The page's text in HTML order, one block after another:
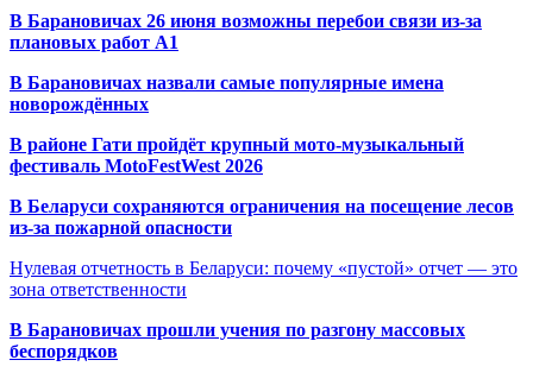
В Барановичах 26 июня возможны перебои связи из-за
плановых работ A1
В Барановичах назвали самые популярные имена
новорождённых
В районе Гати пройдёт крупный мото-музыкальный
фестиваль MotoFestWest 2026
В Беларуси сохраняются ограничения на посещение лесов
из-за пожарной опасности
Нулевая отчетность в Беларуси: почему «пустой» отчет — это
зона ответственности
В Барановичах прошли учения по разгону массовых
беспорядков